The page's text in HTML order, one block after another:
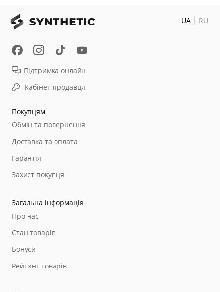
Покупцям
Обмін та повернення
Доставка та оплата
Гарантія
Захист покупця
Загальна інформація
Про нас
Стан товарів
Бонуси
Рейтинг товарів
Підтримка онлайн
Кабінет продавця
UA RU